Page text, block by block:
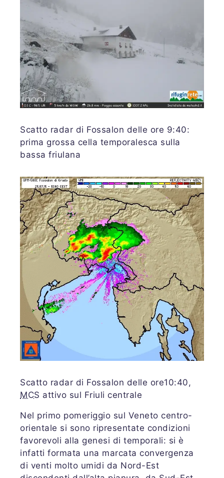
Scatto radar di Fossalon delle ore 9:40:
prima grossa cella temporalesca sulla
bassa friulana
Scatto radar di Fossalon delle ore10:40,
MCS attivo sul Friuli centrale
Nel primo pomeriggio sul Veneto centro-
orientale si sono ripresentate condizioni
favorevoli alla genesi di temporali: si è
infatti formata una marcata convergenza
di venti molto umidi da Nord-Est